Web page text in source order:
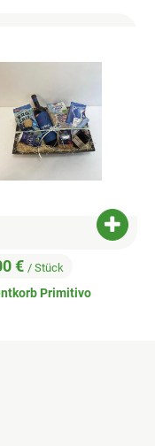
hinzufügen
€ / Stück
Primitivo